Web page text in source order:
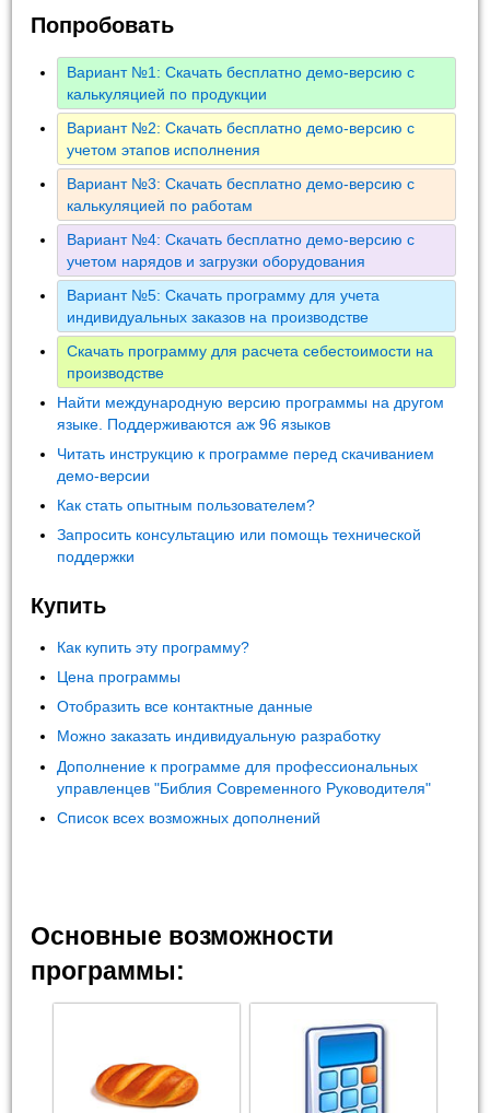
Попробовать
Вариант №1: Скачать бесплатно демо-версию с
калькуляцией по продукции
Вариант №2: Скачать бесплатно демо-версию с
учетом этапов исполнения
Вариант №3: Скачать бесплатно демо-версию с
калькуляцией по работам
Вариант №4: Скачать бесплатно демо-версию с
учетом нарядов и загрузки оборудования
Вариант №5: Скачать программу для учета
индивидуальных заказов на производстве
Скачать программу для расчета себестоимости на
производстве
Найти международную версию программы на другом
языке. Поддерживаются аж 96 языков
Читать инструкцию к программе перед скачиванием
демо-версии
Как стать опытным пользователем?
Запросить консультацию или помощь технической
поддержки
Купить
Как купить эту программу?
Цена программы
Отобразить все контактные данные
Можно заказать индивидуальную разработку
Дополнение к программе для профессиональных
управленцев "Библия Современного Руководителя"
Список всех возможных дополнений
Основные возможности
программы: